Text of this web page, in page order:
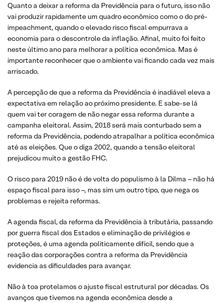
Quanto a deixar a reforma da Previdência para o futuro, isso não
vai produzir rapidamente um quadro econômico como o do pré-
impeachment, quando o elevado risco fiscal empurrava a
economia para o descontrole da inflação. Afinal, muito foi feito
neste último ano para melhorar a política econômica. Mas é
importante reconhecer que o ambiente vai ficando cada vez mais
arriscado.
A percepção de que a reforma da Previdência é inadiável eleva a
expectativa em relação ao próximo presidente. E sabe-se lá
quem vai ter coragem de não negar essa reforma durante a
campanha eleitoral. Assim, 2018 será mais conturbado sem a
reforma da Previdência, podendo atrapalhar a política econômica
até as eleições. Que o diga 2002, quando a tensão eleitoral
prejudicou muito a gestão FHC.
O risco para 2019 não é de volta do populismo à la Dilma – não há
espaço fiscal para isso –, mas sim um outro tipo, que nega os
problemas e rejeita reformas.
A agenda fiscal, da reforma da Previdência à tributária, passando
por guerra fiscal dos Estados e eliminação de privilégios e
proteções, é uma agenda politicamente difícil, sendo que a
reação das corporações contra a reforma da Previdência
evidencia as dificuldades para avançar.
Não à toa protelamos o ajuste fiscal estrutural por décadas. Os
avanços que tivemos na agenda econômica desde a